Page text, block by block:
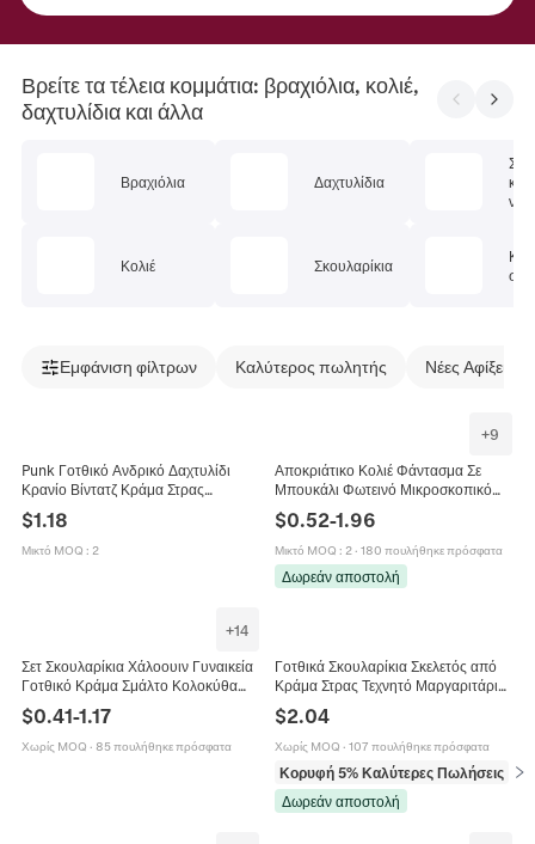
Βρείτε τα τέλεια κομμάτια: βραχιόλια, κολιέ,
δαχτυλίδια και άλλα
Βραχιόλια
Κολιέ
Δαχτυλίδια
Σκουλαρίκια
Σετ
ν
Εμφάνιση φίλτρων Καλύτερος πωλητής Νέες Αφίξεις
Punk Γοτθικό Ανδρικό Δαχτυλίδι
Κρανίο Βίντατζ Κράμα Στρας
Σκαλιστό Biker Δαχτυλίδι για
Χάλοουιν Πάρτι Κοσμήματα
$1.18
Μικτό MOQ : 2
+9
Αποκριάτικο Κολιέ Φάντασμα Σε
Μπουκάλι Φωτεινό Μικροσκοπικό
Πνεύμα Γυάλινο Μενταγιόν
Μεταλλική Αλυσίδα Κοσμήματα Που
Λάμπουν Στο Σκοτάδι
$0.52-1.96
Μικτό MOQ : 2· 180 πουλήθηκε πρόσφατα
Δωρεάν αποστολή
+14
Σετ Σκουλαρίκια Χάλοουιν Γυναικεία
Γοτθικό Κράμα Σμάλτο Κολοκύθα
Φάντασμα Αράχνη Νυχτερίδα Κρανίο
Σκουλαρίκια Κοσμήματα Πάρτι
$0.41-1.17
Χωρίς MOQ · 85 πουλήθηκε πρόσφατα
Γοτθικά Σκουλαρίκια Σκελετός από
Κράμα Στρας Τεχνητό Μαργαριτάρι
Halloween Υπερβολικά Σκουλαρίκια
Σκελετός για Γυναικεία Κοσμήματα
$2.04
Χωρίς MOQ · 107 πουλήθηκε πρόσφατα
Κορυφή 5% Καλύτερες Πωλήσεις
σε
Δωρεάν αποστολή